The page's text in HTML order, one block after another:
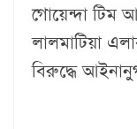
গোয়েন্দা টিম
লালমাটিয়া
বিরুদ্ধে